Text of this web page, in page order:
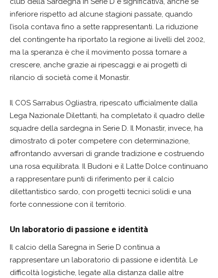
inferiore rispetto ad alcune stagioni passate, quando
l’isola contava fino a sette rappresentanti. La riduzione
del contingente ha riportato la regione ai livelli del 2002,
ma la speranza è che il movimento possa tornare a
crescere, anche grazie ai ripescaggi e ai progetti di
rilancio di società come il Monastir.
Il COS Sarrabus Ogliastra, ripescato ufficialmente dalla
Lega Nazionale Dilettanti, ha completato il quadro delle
squadre della sardegna in Serie D. Il Monastir, invece, ha
dimostrato di poter competere con determinazione,
affrontando avversari di grande tradizione e costruendo
una rosa equilibrata. Il Budoni e il Latte Dolce continuano
a rappresentare punti di riferimento per il calcio
dilettantistico sardo, con progetti tecnici solidi e una
forte connessione con il territorio.
Un laboratorio di passione e identità
Il calcio della Saregna in Serie D continua a
rappresentare un laboratorio di passione e identità. Le
difficoltà logistiche, legate alla distanza dalle altre